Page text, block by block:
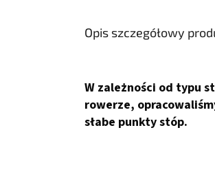
zapewnienia
optymalnej...
Opis szczegółowy
W zależności od typu
rowerze,
słabe punkty stóp.